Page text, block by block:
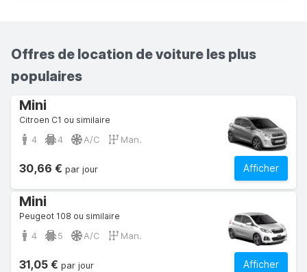
Offres de location de voiture les plus
populaires
Mini
Citroen C1 ou similaire
4 4 A/C Man.
Afficher
30,66 € par jour
Mini
Peugeot 108 ou similaire
4 5 A/C Man.
Afficher
31,05 € par jour